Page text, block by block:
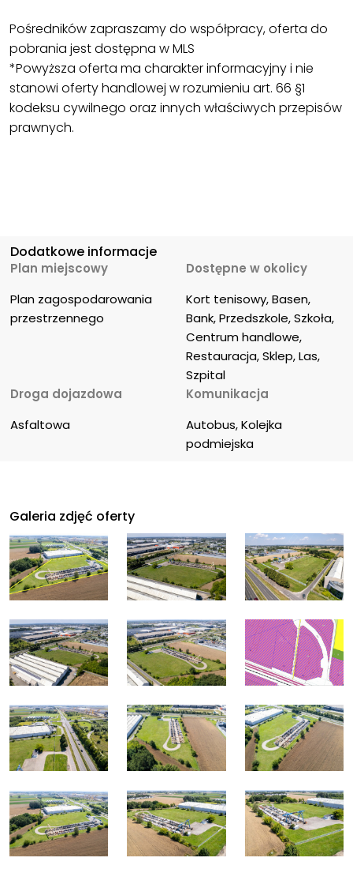
Pośredników zapraszamy do współpracy, oferta do
pobrania jest dostępna w MLS
*Powyższa oferta ma charakter informacyjny i nie
stanowi oferty handlowej w rozumieniu art. 66 §1
kodeksu cywilnego oraz innych właściwych przepisów
prawnych.
Dodatkowe informacje
Plan miejscowy
Plan zagospodarowania
przestrzennego
Dostępne w okolicy
Kort tenisowy, Basen,
Bank, Przedszkole, Szkoła,
Centrum handlowe,
Restauracja, Sklep, Las,
Szpital
Droga dojazdowa
Asfaltowa
Komunikacja
Autobus, Kolejka
podmiejska
Galeria zdjęć oferty